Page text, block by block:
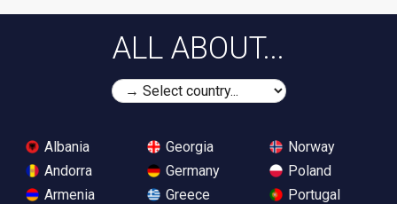
ALL ABOUT...
Albania
Andorra
Armenia
Georgia
Germany
Greece
Norway
Poland
Portugal